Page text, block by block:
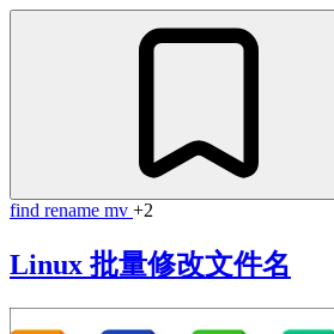
find rename mv +2
Linux 批量修改文件名